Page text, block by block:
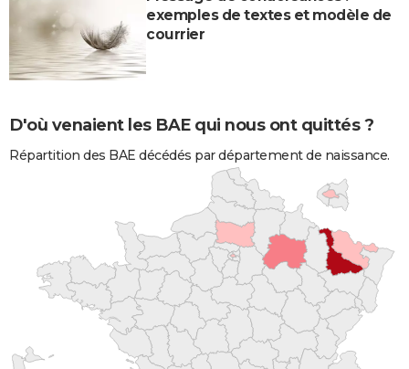
exemples de textes et modèle de
courrier
D'où venaient les BAE qui nous ont quittés ?
Répartition des BAE décédés par département de naissance.